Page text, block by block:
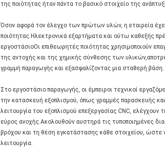
της ποιότητας ήταν πάντα το βασικό στοιχείο της
Όσον αφορά τον έλεγχο των πρώτων υλών, η εταιρεία
ποιότητας.Ηλεκτρονικά εξαρτήματα και ούτω καθεξής
εργοστάσιοΟι επιθεωρητές ποιότητας χρησιμοποιούν
της αντοχής και της χημικής σύνθεσης των
γραμμή παραγωγής και εξασφαλίζοντας μια σταθερή βάση.
Στο εργοστάσιο παραγωγής, οι έμπειροι τεχνικοί
την κατασκευή εξοπλισμού, όπως γραμμές παρασκευής
λειτουργία του εξοπλισμού επεξεργασίας CNC,
εύρος ανοχής.Ακολουθούν αυστηρά τις τυποποιημένες
βρόχου και τη θέση εγκατάστασης κάθε στοιχείου, ώστε
λειτουργία.